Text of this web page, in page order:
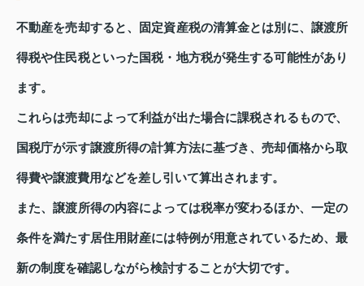
不動産を売却すると、固定資産税の清算金とは別に、譲渡所
得税や住民税といった国税・地方税が発生する可能性があり
ます。
これらは売却によって利益が出た場合に課税されるもので、
国税庁が示す譲渡所得の計算方法に基づき、売却価格から取
得費や譲渡費用などを差し引いて算出されます。
また、譲渡所得の内容によっては税率が変わるほか、一定の
条件を満たす居住用財産には特例が用意されているため、最
新の制度を確認しながら検討することが大切です。